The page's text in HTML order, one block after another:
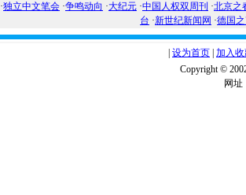
·独立中文笔会 ·争鸣动向 ·大纪元 ·中国人权双周刊 ·北京之
台 ·新世纪新闻网 ·德国
设为首页 加入
Copyright ©
网址